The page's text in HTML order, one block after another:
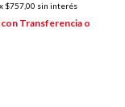
x $757,00 sin interés
con Transferencia o